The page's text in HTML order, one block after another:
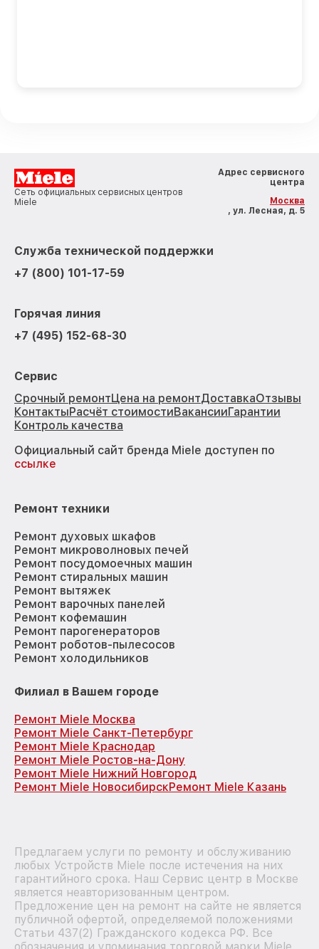
Сеть официальных сервисных центров
Miele
Адрес сервисного
центра
Москва
, ул. Лесная, д. 5
Служба технической поддержки
+7 (800) 101-17-59
Горячая линия
+7 (495) 152-68-30
Сервис
Срочный ремонтЦена на ремонтДоставкаОтзывы
КонтактыРасчёт стоимостиВакансииГарантии
Контроль качества
Официальный сайт бренда Miele доступен по
ссылке
Ремонт техники
Ремонт духовых шкафов
Ремонт микроволновых печей
Ремонт посудомоечных машин
Ремонт стиральных машин
Ремонт вытяжек
Ремонт варочных панелей
Ремонт кофемашин
Ремонт парогенераторов
Ремонт роботов-пылесосов
Ремонт холодильников
Филиал в Вашем городе
Ремонт Miele Москва
Ремонт Miele Санкт-Петербург
Ремонт Miele Краснодар
Ремонт Miele Ростов-на-Дону
Ремонт Miele Нижний Новгород
Ремонт Miele НовосибирскРемонт Miele Казань
Предлагаем услуги по ремонту и обслуживанию
любых Устройств Miele после истечения на них
гарантийного срока. Наш Сервис центр в Москве
является неавторизованным центром.
Предложение цен на ремонт на сайте не является
публичной офертой, определяемой положениями
Статьи 437(2) Гражданского кодекса РФ. Все